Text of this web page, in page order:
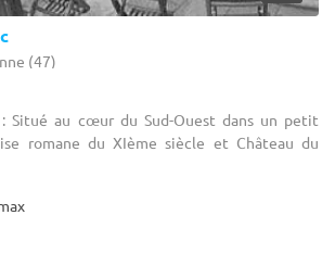
(47)
Situé au cœur du Sud-Ouest dans un petit
romane du XIème siècle et Château du